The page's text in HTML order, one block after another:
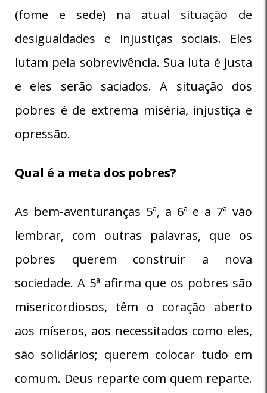
(fome e sede) na atual situação de
desigualdades e injustiças sociais. Eles
lutam pela sobrevivência. Sua luta é justa
e eles serão saciados. A situação dos
pobres é de extrema miséria, injustiça e
opressão.
Qual é a meta dos pobres?
As bem-aventuranças 5ª, a 6ª e a 7ª vão
lembrar, com outras palavras, que os
pobres querem construir a nova
sociedade. A 5ª afirma que os pobres são
misericordiosos, têm o coração aberto
aos míseros, aos necessitados como eles,
são solidários; querem colocar tudo em
comum. Deus reparte com quem reparte.